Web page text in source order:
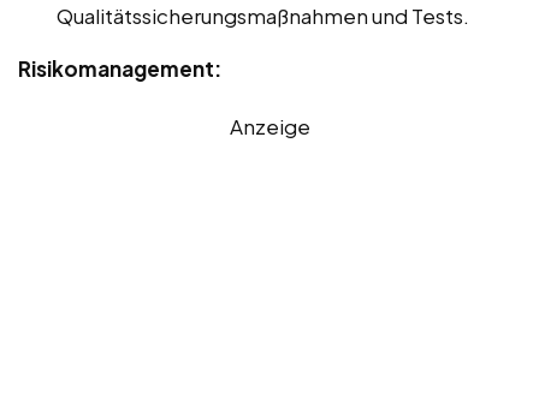
Qualitätssicherungsmaßnahmen und Tests.
Risikomanagement:
Anzeige